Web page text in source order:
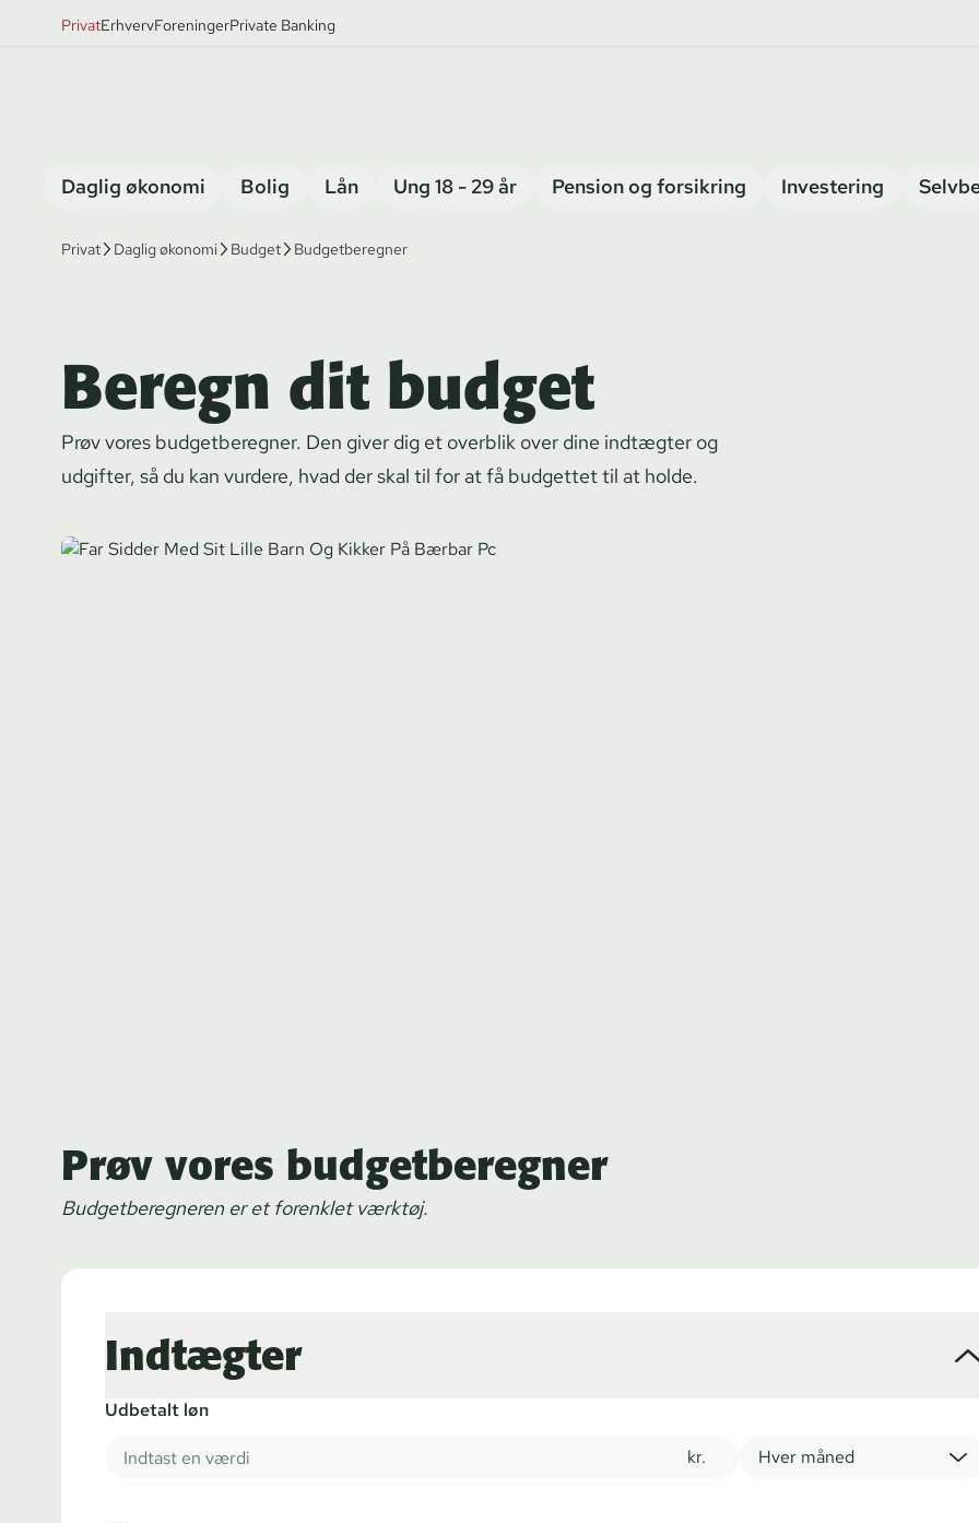
PrivatErhvervForeningerPrivate Banking
Daglig økonomi Bolig Lån Ung 18 - 29 år Pension og forsikring Investering
Privat Daglig økonomi Budget Budgetberegner
Beregn dit budget
Prøv vores budgetberegner. Den giver dig et overblik over dine indtægter og
udgifter, så du kan vurdere, hvad der skal til for at få budgettet til at holde.
Prøv vores budgetberegner
Bud­get­be­reg­ne­ren er et forenklet værktøj.
Indtægter
Udbetalt løn
kr. Hver måned